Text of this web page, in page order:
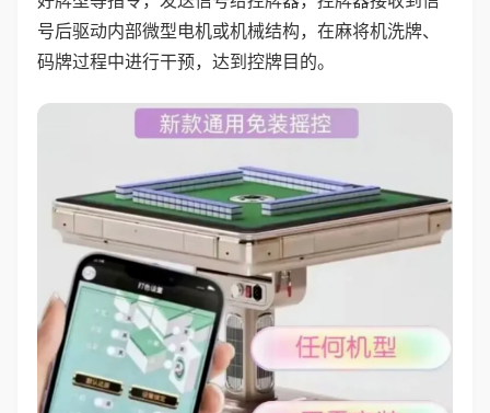
号后驱动内部微型电机或机械结构，在麻将机洗牌、
码牌过程中进行干预，达到控牌目的。